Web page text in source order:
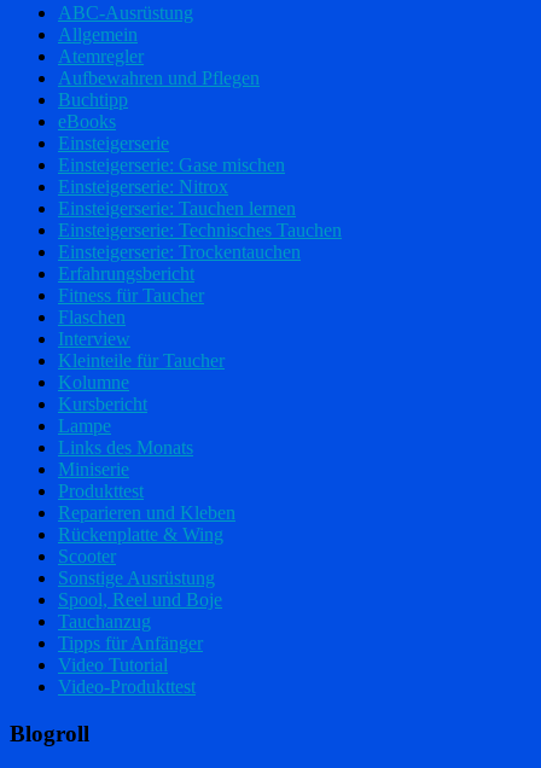
ABC-Ausrüstung
Allgemein
Atemregler
Aufbewahren und Pflegen
Buchtipp
eBooks
Einsteigerserie
Einsteigerserie: Gase mischen
Einsteigerserie: Nitrox
Einsteigerserie: Tauchen lernen
Einsteigerserie: Technisches Tauchen
Einsteigerserie: Trockentauchen
Erfahrungsbericht
Fitness für Taucher
Flaschen
Interview
Kleinteile für Taucher
Kolumne
Kursbericht
Lampe
Links des Monats
Miniserie
Produkttest
Reparieren und Kleben
Rückenplatte & Wing
Scooter
Sonstige Ausrüstung
Spool, Reel und Boje
Tauchanzug
Tipps für Anfänger
Video Tutorial
Video-Produkttest
Blogroll